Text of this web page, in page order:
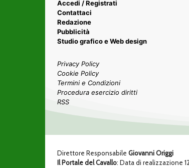
Accedi / Registrati
Contattaci
Redazione
Pubblicità
Studio grafico e Web design
Privacy Policy
Cookie Policy
Termini e Condizioni
Procedura esercizio diritti
RSS
Direttore Responsabile Giovanni Origgi
Il Portale del Cavallo: Data di realizzazione